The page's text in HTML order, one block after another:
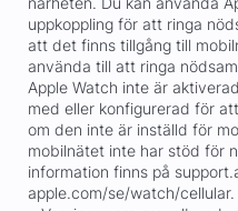
uppkoppling för att ringa
att det finns tillgång till
använda till att ringa
Apple Watch inte är
med eller konfigurerad för
om den inte är inställd för
mobilnätet inte har stöd för
information finns på
apple.com/se/watch/cellular.